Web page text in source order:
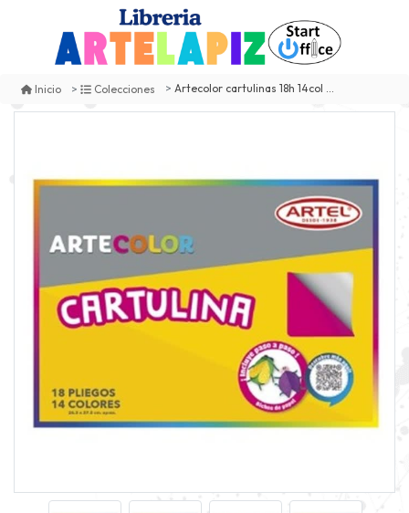
Inicio Colecciones Artecolor cartulinas 18h 14col artel